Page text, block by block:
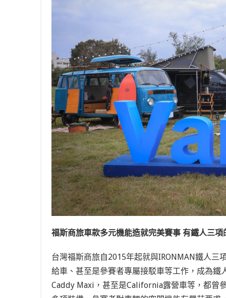
福斯商旅車款多元機能造就完美賽事 有鐵人三
台灣福斯商旅自2015年起就與IRONMAN鐵人三
給車、甚至是參賽者專屬接駁車等工作，成為
Caddy Maxi，甚至是California露營車等，都曾